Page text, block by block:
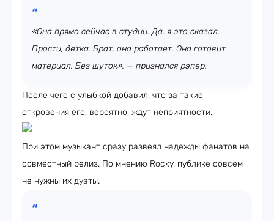
«Она прямо сейчас в студии. Да, я это сказал.
Прости, детка. Брат, она работает. Она готовит
материал. Без шуток», — признался рэпер.
После чего с улыбкой добавил, что за такие
откровения его, вероятно, ждут неприятности.
При этом музыкант сразу развеял надежды фанатов на
совместный релиз. По мнению Rocky, публике совсем
не нужны их дуэты.